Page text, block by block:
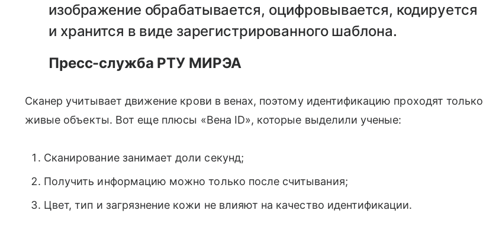
изображение обрабатывается, оцифровывается, кодируется
и хранится в виде зарегистрированного шаблона.
Пресс-служба РТУ МИРЭА
Сканер учитывает движение крови в венах, поэтому идентификацию проходят только
живые объекты. Вот еще плюсы «Вена ID», которые выделили ученые:
Сканирование занимает доли секунд;
Получить информацию можно только после считывания;
Цвет, тип и загрязнение кожи не влияют на качество идентификации.